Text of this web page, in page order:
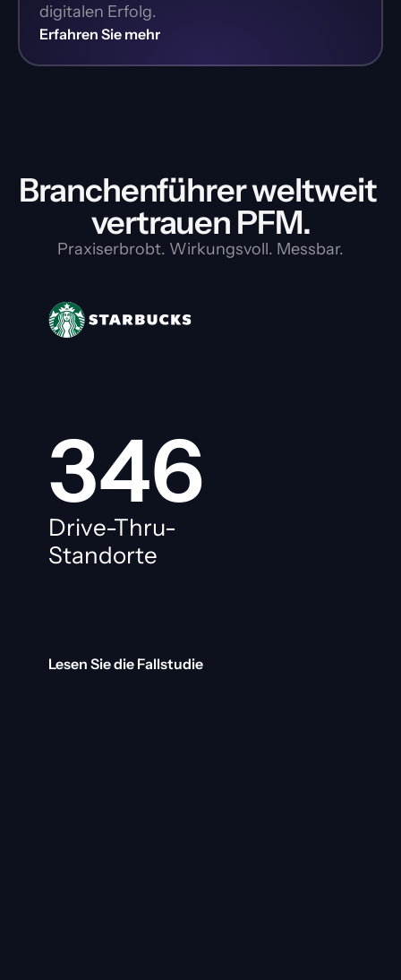
digitalen Erfolg.
Erfahren Sie mehr
Branchenführer weltweit
vertrauen PFM.
Praxiserbrobt. Wirkungsvoll. Messbar.
346
Drive-Thru-
Standorte
Lesen Sie die Fallstudie